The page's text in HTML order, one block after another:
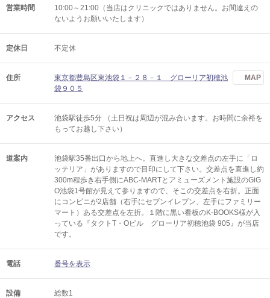
営業時間
10:00～21:00（当店はクリニックではありません。お間違えの
ないようお願いいたします）
定休日 不定休
住所
東京都豊島区東池袋１－２８－１ グローリア初穂池
袋９０５
MAP
アクセス
池袋駅徒歩5分 （土日祝は周辺が混み合います。お時間に余裕を
もってお越し下さい）
道案内
池袋駅35番出口から地上へ。直進し大きな交差点の左手に「ロ
ッテリア」がありますので目印にして下さい。交差点を直進し約
300m程歩き右手側にABC-MARTとアミューズメント施設のGiG
O池袋1号館が見えて参りますので、そこの交差点を右折。正面
にコンビニが2店舗（右手にセブンイレブン、左手にファミリー
マート）ある交差点を左折。１階に黒い看板のK-BOOKS様が入
っている『タクトT・Oビル グローリア初穂池袋 905』が当店
です。
電話 番号を表示
設備 総数1